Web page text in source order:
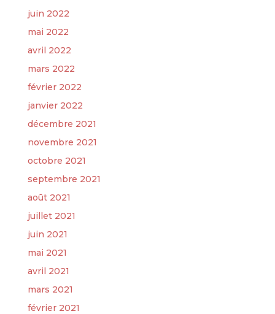
juin 2022
mai 2022
avril 2022
mars 2022
février 2022
janvier 2022
décembre 2021
novembre 2021
octobre 2021
septembre 2021
août 2021
juillet 2021
juin 2021
mai 2021
avril 2021
mars 2021
février 2021